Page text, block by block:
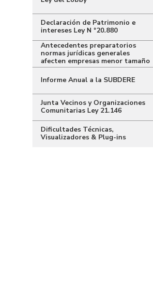
Declaración de Patrimonio e
intereses Ley N °20.880
Antecedentes preparatorios
normas jurídicas generales
afecten empresas menor tamaño
Informe Anual a la SUBDERE
Junta Vecinos y Organizaciones
Comunitarias Ley 21.146
Dificultades Técnicas,
Visualizadores & Plug-ins